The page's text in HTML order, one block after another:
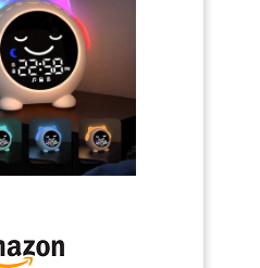
matins enchantés.
FONCTIONNALITÉS INTUITIVES
- Éteignez facilement l'alarme
en appuyant sur le dessus du
réveil ou sur Angel. Profitez de
la fonction snooze pour
quelques minutes de sommeil
supplémentaires.
ALIMENTATION PRATIQUE -
Notre réveil fonctionne avec 3
piles AA /LR6 (non incluses) et